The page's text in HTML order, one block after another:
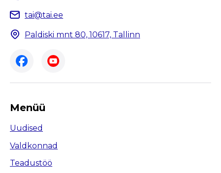
tai@tai.ee
Paldiski mnt 80, 10617, Tallinn
Menüü
Uudised
Valdkonnad
Teadustöö